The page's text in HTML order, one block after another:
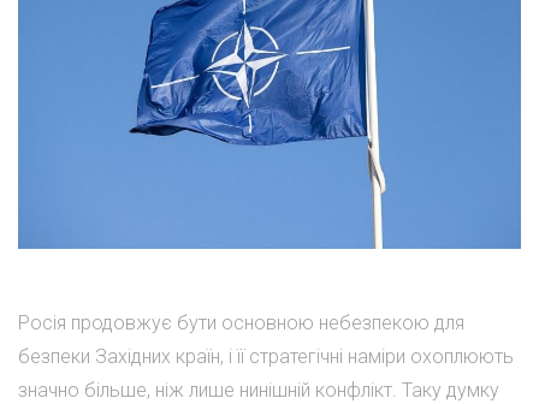
Росія продовжує бути основною небезпекою для
безпеки Західних країн, і її стратегічні наміри охоплюють
значно більше, ніж лише нинішній конфлікт. Таку думку